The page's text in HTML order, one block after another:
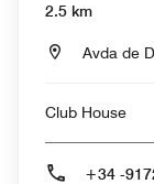
2.5 km
Avda de
Club House
+34 -